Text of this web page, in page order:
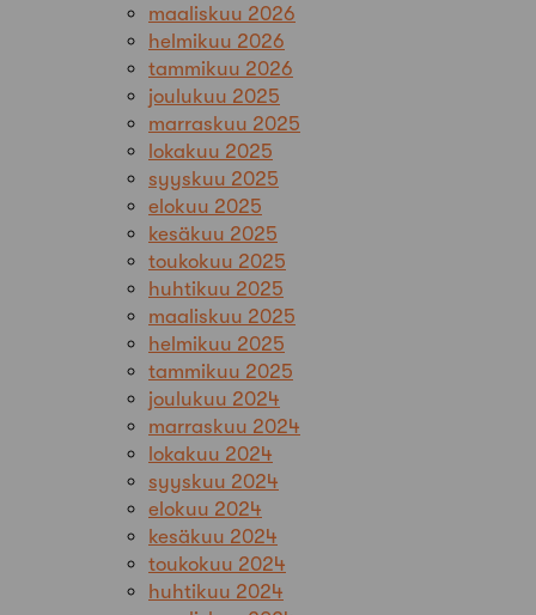
maaliskuu 2026
helmikuu 2026
tammikuu 2026
joulukuu 2025
marraskuu 2025
lokakuu 2025
syyskuu 2025
elokuu 2025
kesäkuu 2025
toukokuu 2025
huhtikuu 2025
maaliskuu 2025
helmikuu 2025
tammikuu 2025
joulukuu 2024
marraskuu 2024
lokakuu 2024
syyskuu 2024
elokuu 2024
kesäkuu 2024
toukokuu 2024
huhtikuu 2024